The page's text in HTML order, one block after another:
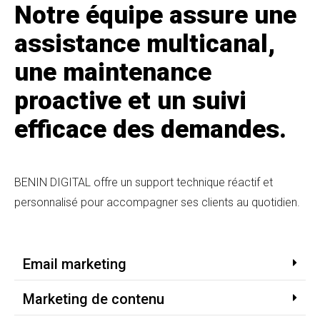
Notre équipe assure une
assistance multicanal,
une maintenance
proactive et un suivi
efficace des demandes.
BENIN DIGITAL offre un support technique réactif et
personnalisé pour accompagner ses clients au quotidien.
Email marketing
Marketing de contenu